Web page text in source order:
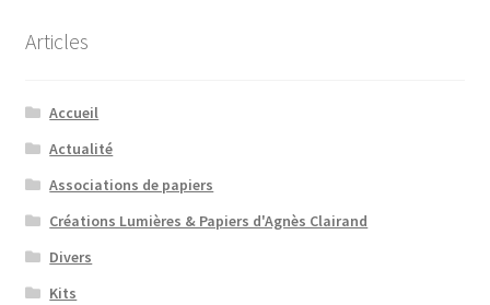
Articles
Accueil
Actualité
Associations de papiers
Créations Lumières & Papiers d'Agnès Clairand
Divers
Kits